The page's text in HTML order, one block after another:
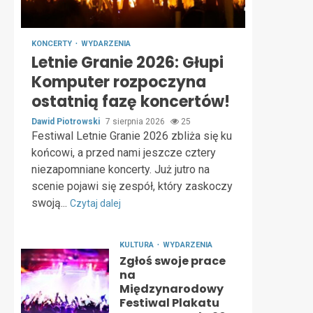
KONCERTY WYDARZENIA
Letnie Granie 2026: Głupi
Komputer rozpoczyna
ostatnią fazę koncertów!
Dawid Piotrowski 7 sierpnia 2026 25
Festiwal Letnie Granie 2026 zbliża się ku
końcowi, a przed nami jeszcze cztery
niezapomniane koncerty. Już jutro na
scenie pojawi się zespół, który zaskoczy
swoją... Czytaj dalej
KULTURA WYDARZENIA
Zgłoś swoje prace
na
Międzynarodowy
Festiwal Plakatu